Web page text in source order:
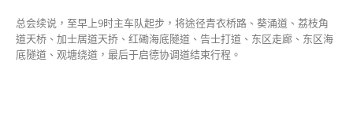
会
新
未
总会续说，至早上9时主车队起步，将途径青衣桥路、葵涌道、荔枝角
道天桥、加士居道天挢、红磡海底隧道、告士打道、东区走廊、东区海
底隧道、观塘绕道，最后于启德协调道结束行程。